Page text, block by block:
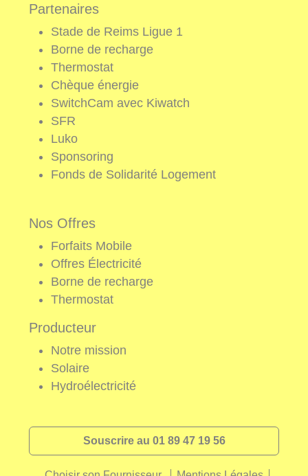
Partenaires
Stade de Reims Ligue 1
Borne de recharge
Thermostat
Chèque énergie
SwitchCam avec Kiwatch
SFR
Luko
Sponsoring
Fonds de Solidarité Logement
Nos Offres
Forfaits Mobile
Offres Électricité
Borne de recharge
Thermostat
Producteur
Notre mission
Solaire
Hydroélectricité
Souscrire au 01 89 47 19 56